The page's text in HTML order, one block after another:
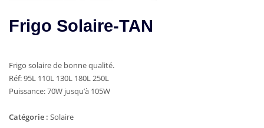
Frigo Solaire-TAN
Frigo solaire de bonne qualité.
Réf: 95L 110L 130L 180L 250L
Puissance: 70W jusqu’à 105W
Catégorie : Solaire